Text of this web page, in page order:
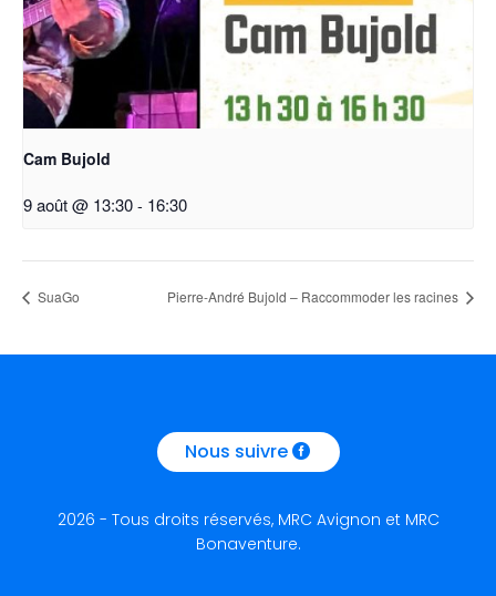
Cam Bujold
9 août @ 13:30- 16:30
SuaGo Pierre-André Bujold – Raccommoder les racines
Nous suivre
2026 - Tous droits réservés, MRC Avignon et MRC
Bonaventure.